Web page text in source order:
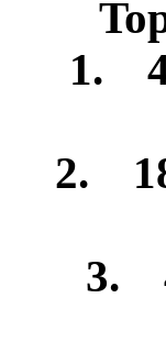
1.
2.
3.